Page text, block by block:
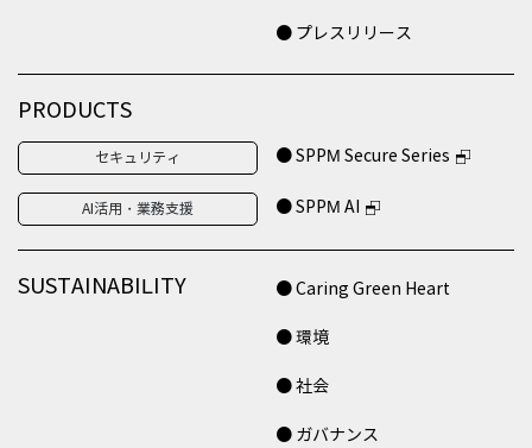
● プレスリリース
PRODUCTS
セキュリティ ● SPPM Secure Series
AI活用・業務支援 ● SPPM AI
SUSTAINABILITY ● Caring Green Heart
● 環境
● 社会
● ガバナンス